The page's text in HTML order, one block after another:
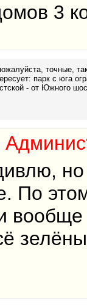
3
точные,
парк с юга
- от Южного
По